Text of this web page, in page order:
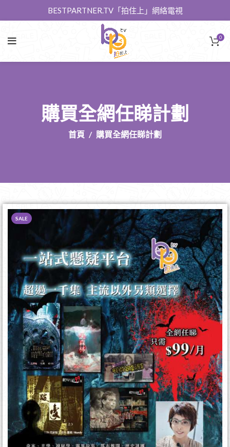
BESTPARTNER.TV「拍住上」網絡電視
0
購買全網任睇計劃
首頁 購買全網任睇計劃
SALE